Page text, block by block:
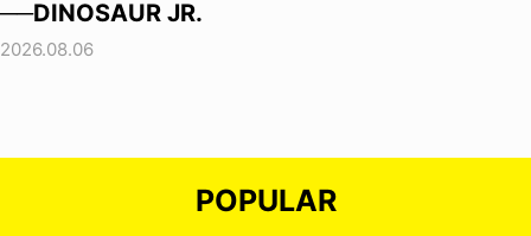
──DINOSAUR JR.
2026.08.06
POPULAR